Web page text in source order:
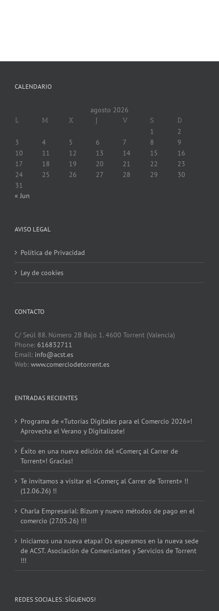
CALENDARIO
agosto 2026
L M X J V S D
1
2
3
4 5 6 7 8
9
10
11 12 13 14 15
16
17
18 19 20 21 22
23
24
25 26 27 28 29
30
31
« Jun
AVISO LEGAL
Política de Privacidad
Ley de cookies
CONTACTO
C/ Seúl 88. Número 2B Bajo 1. 4600 Torrent (Valencia)
Phone: 616832711
Email: info@acst.es
Web: www.comerciodetorrent.es
ENTRADAS RECIENTES
Programa de «Tutorías Digitales para el Comercio 2026»!
Aprovecha el Verano y Digitalízate!
Éxito en una nueva edición del «Comerç al Carrer de
Torrent»! Gracias!
Te invitamos a visitar el «Comerç al Carrer de Torrent» !!
(12.06.26) !!
Charla Empresarial: Bizum y nuevo métodos de pago en el
comercio (27.05.26) !!!
Iniciamos una nueva etapa! Os esperamos en la nueva sede
de ACST. Asociación de Comerciantes y Servicios de Torrent
!!!
REDES SOCIALES: SÍGUENOS!